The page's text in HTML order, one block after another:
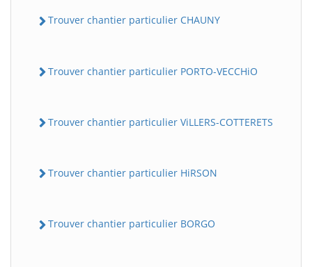
Trouver chantier particulier CHAUNY
Trouver chantier particulier PORTO-VECCHiO
Trouver chantier particulier ViLLERS-COTTERETS
Trouver chantier particulier HiRSON
Trouver chantier particulier BORGO